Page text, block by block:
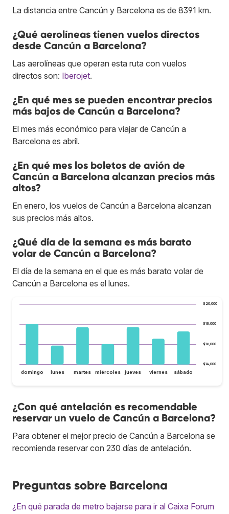
La distancia entre Cancún y Barcelona es de 8391 km.
¿Qué aerolíneas tienen vuelos directos
desde Cancún a Barcelona?
Las aerolíneas que operan esta ruta con vuelos
directos son: Iberojet.
¿En qué mes se pueden encontrar precios
más bajos de Cancún a Barcelona?
El mes más económico para viajar de Cancún a
Barcelona es abril.
¿En qué mes los boletos de avión de
Cancún a Barcelona alcanzan precios más
altos?
En enero, los vuelos de Cancún a Barcelona alcanzan
sus precios más altos.
¿Qué día de la semana es más barato
volar de Cancún a Barcelona?
El día de la semana en el que es más barato volar de
Cancún a Barcelona es el lunes.
$14,000
$16,000
$18,000
$20,000
domingo lunes martes miércoles jueves viernes sábado
¿Con qué antelación es recomendable
reservar un vuelo de Cancún a Barcelona?
Para obtener el mejor precio de Cancún a Barcelona se
recomienda reservar con 230 días de antelación.
Preguntas sobre Barcelona
¿En qué parada de metro bajarse para ir al Caixa Forum